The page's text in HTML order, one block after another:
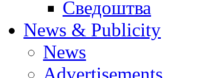
Сведоштва
News & Publicity
News
Advertisements